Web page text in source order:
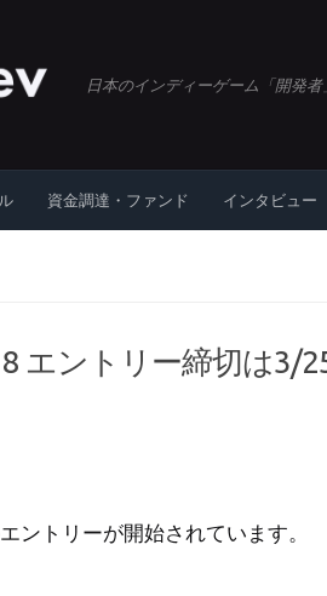
日本のインディーゲーム「開発者
資金調達・ファンド インタビュー
エントリー締切は3/
ントリーが開始されています。